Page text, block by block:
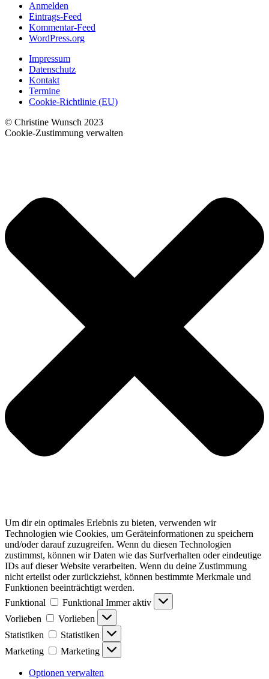
Anmelden
Eintrags-Feed
Kommentar-Feed
WordPress.org
Impressum
Datenschutz
Kontakt
Termine
Cookie-Richtlinie (EU)
© Christine Wunsch 2023
Cookie-Zustimmung verwalten
Um dir ein optimales Erlebnis zu bieten, verwenden wir
Technologien wie Cookies, um Geräteinformationen zu speichern
und/oder darauf zuzugreifen. Wenn du diesen Technologien
zustimmst, können wir Daten wie das Surfverhalten oder eindeutige
IDs auf dieser Website verarbeiten. Wenn du deine Zustimmung
nicht erteilst oder zurückziehst, können bestimmte Merkmale und
Funktionen beeinträchtigt werden.
Funktional
Funktional Immer aktiv
Vorlieben
Vorlieben
Statistiken
Statistiken
Marketing
Marketing
Optionen verwalten